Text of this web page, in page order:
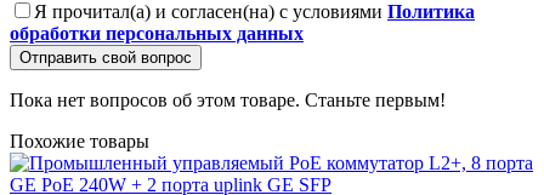
Я прочитал(а) и согласен(на) с условиями Политика
обработки персональных данных
Отправить свой вопрос
Пока нет вопросов об этом товаре. Станьте первым!
Похожие товары